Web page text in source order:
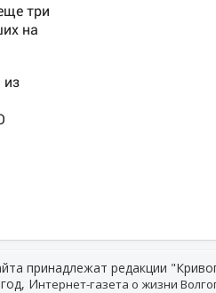
три
на
из
принадлежат редакции
Интернет-газета о жизни